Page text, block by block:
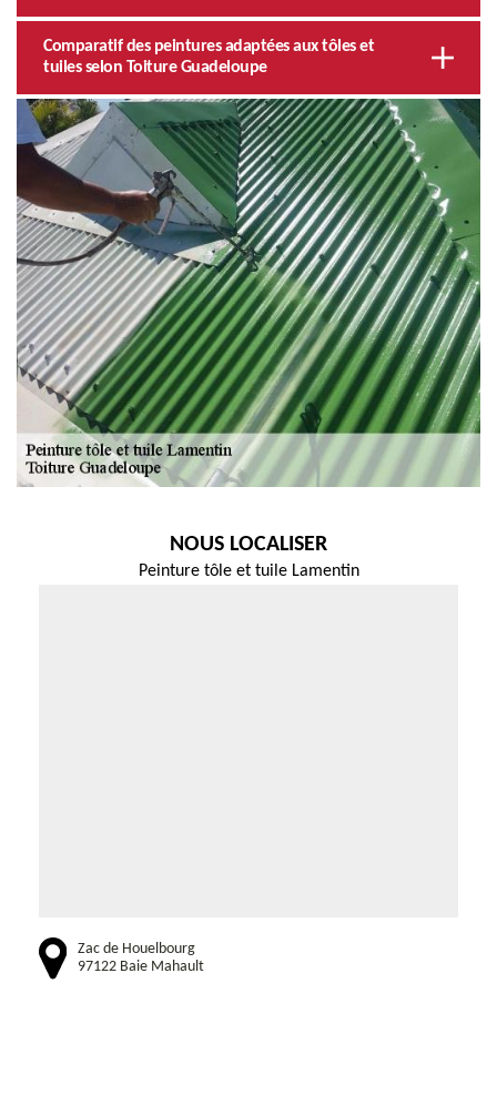
Comparatif des peintures adaptées aux tôles et
tuiles selon Toiture Guadeloupe
NOUS LOCALISER
Peinture tôle et tuile Lamentin
Zac de Houelbourg
97122 Baie Mahault